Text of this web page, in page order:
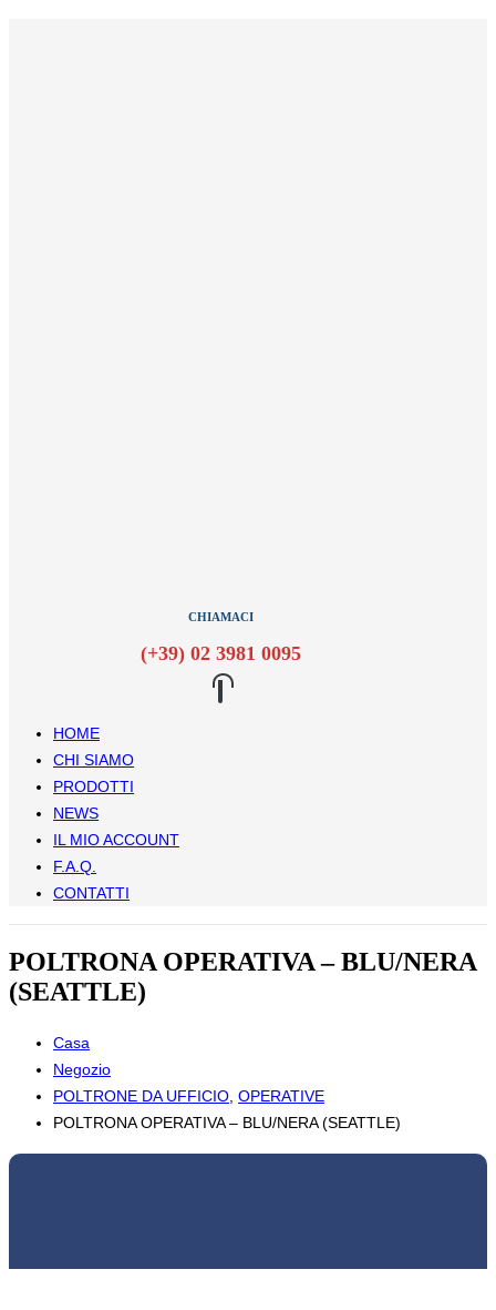
CHIAMACI
(+39) 02 3981 0095
HOME
CHI SIAMO
PRODOTTI
NEWS
IL MIO ACCOUNT
F.A.Q.
CONTATTI
POLTRONA OPERATIVA – BLU/NERA
(SEATTLE)
Casa
Negozio
POLTRONE DA UFFICIO OPERATIVE
POLTRONA OPERATIVA – BLU/NERA (SEATTLE)